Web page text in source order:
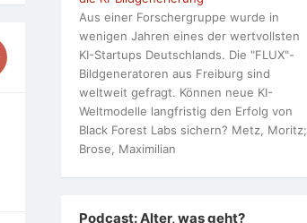
Aus einer Forschergruppe wurde in
wenigen Jahren eines der wertvollsten
KI-Startups Deutschlands. Die "FLUX"-
Bildgeneratoren aus Freiburg sind
weltweit gefragt. Können neue KI-
Weltmodelle langfristig den Erfolg von
Black Forest Labs sichern? Metz, Moritz;
Brose, Maximilian
Podcast: Alter, was geht?